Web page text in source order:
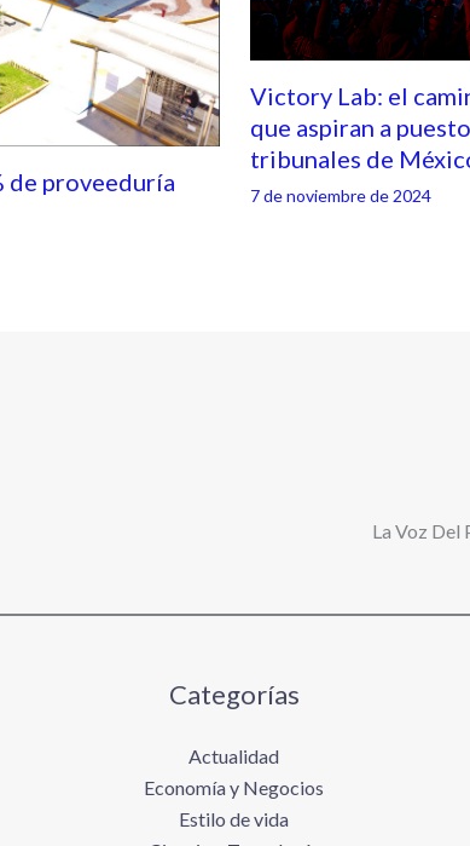
de proveeduría
Victory Lab: el
que aspiran a
tribunales de
7 de noviembre de 2024
La Voz Del
Categorías
Actualidad
Economía y Negocios
Estilo de vida